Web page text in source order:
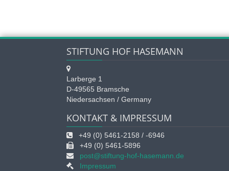
STIFTUNG HOF HASEMANN
Larberge 1
D-49565 Bramsche
Niedersachsen / Germany
KONTAKT & IMPRESSUM
+49 (0) 5461-2158 / -6946
+49 (0) 5461-5896
post@stiftung-hof-hasemann.de
Impressum